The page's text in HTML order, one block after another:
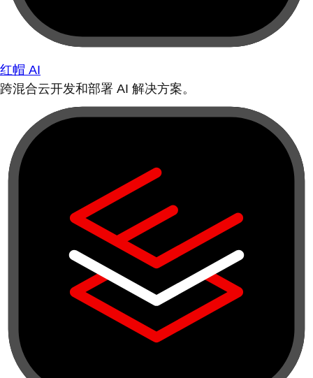
红帽 AI
跨混合云开发和部署 AI 解决方案。